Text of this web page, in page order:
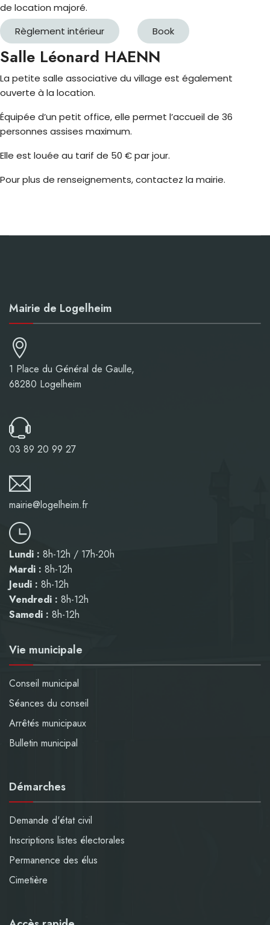
de location majoré.
Règlement intérieur
Book
Salle Léonard HAENN
La petite salle associative du village est également
ouverte à la location.
Équipée d’un petit office, elle permet l’accueil de 36
personnes assises maximum.
Elle est louée au tarif de 50 € par jour.
Pour plus de renseignements, contactez la mairie.
Mairie de Logelheim
1 Place du Général de Gaulle,
68280 Logelheim
03 89 20 99 27
mairie@logelheim.fr
Lundi : 8h-12h / 17h-20h
Mardi : 8h-12h
Jeudi : 8h-12h
Vendredi : 8h-12h
Samedi : 8h-12h
Vie municipale
Conseil municipal
Séances du conseil
Arrêtés municipaux
Bulletin municipal
Démarches
Demande d'état civil
Inscriptions listes électorales
Permanence des élus
Cimetière